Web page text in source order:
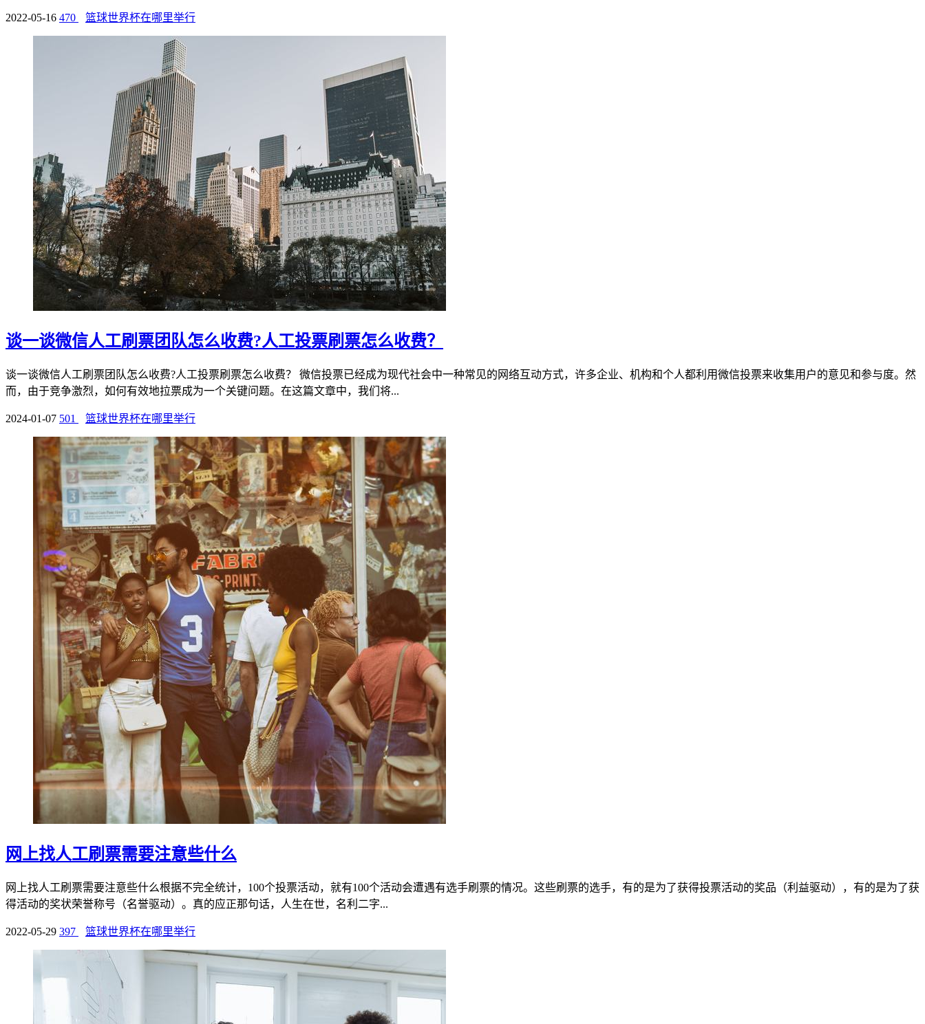
2022-05-16 470 篮球世界杯在哪里举行
谈一谈微信人工刷票团队怎么收费?人工投票刷票怎么收费？
谈一谈微信人工刷票团队怎么收费?人工投票刷票怎么收费？ 微信投票已经成为现代社会中一种常见的网络互动方式，许多企业、机构和个人都利用微信投票来收集用户的意见和参与度。然
而，由于竞争激烈，如何有效地拉票成为一个关键问题。在这篇文章中，我们将...
2024-01-07 501 篮球世界杯在哪里举行
网上找人工刷票需要注意些什么
网上找人工刷票需要注意些什么根据不完全统计，100个投票活动，就有100个活动会遭遇有选手刷票的情况。这些刷票的选手，有的是为了获得投票活动的奖品（利益驱动），有的是为了获
得活动的奖状荣誉称号（名誉驱动）。真的应正那句话，人生在世，名利二字...
2022-05-29 397 篮球世界杯在哪里举行